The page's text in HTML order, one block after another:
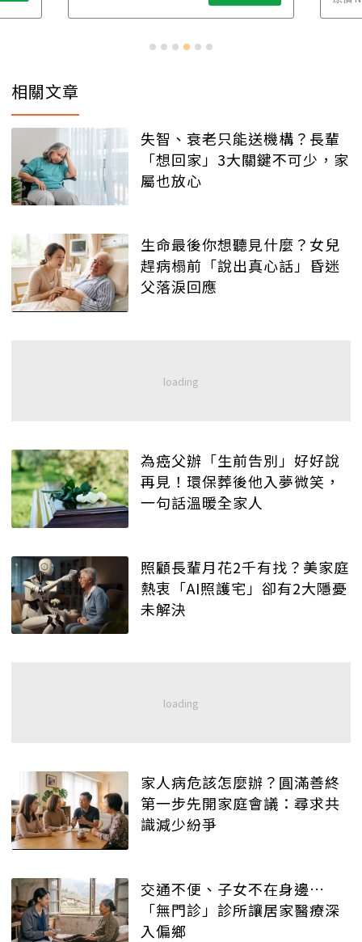
相關文章
失智、衰老只能送機構？長輩
「想回家」3大關鍵不可少，家
屬也放心
生命最後你想聽見什麼？女兒
趕病榻前「說出真心話」昏迷
父落淚回應
為癌父辦「生前告別」好好說
再見！環保葬後他入夢微笑，
一句話溫暖全家人
照顧長輩月花2千有找？美家庭
熱衷「AI照護宅」卻有2大隱憂
未解決
家人病危該怎麼辦？圓滿善終
第一步先開家庭會議：尋求共
識減少紛爭
交通不便、子女不在身邊…
「無門診」診所讓居家醫療深
入偏鄉